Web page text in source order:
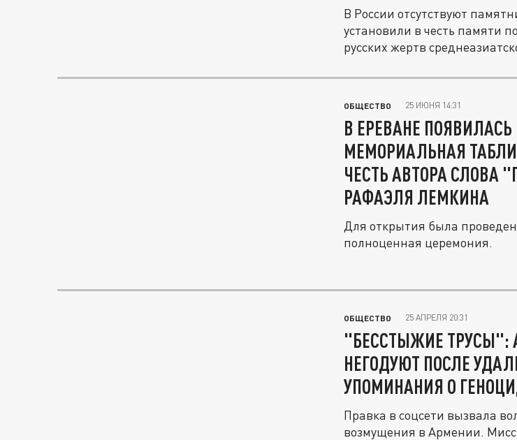
В России отсутствуют
установили в честь памяти
русских жертв
ОБЩЕСТВО 25 ИЮНЯ 14:31
В ЕРЕВАНЕ ПОЯВИЛАСЬ
МЕМОРИАЛЬНАЯ
ЧЕСТЬ АВТОРА СЛОВА
РАФАЭЛЯ ЛЕМКИНА
Для открытия была
полноценная церемония.
ОБЩЕСТВО 25 АПРЕЛЯ 20:31
"БЕССТЫЖИЕ ТРУСЫ":
НЕГОДУЮТ ПОСЛЕ
УПОМИНАНИЯ О
Правка в соцсети вызвала
возмущения в Армении.